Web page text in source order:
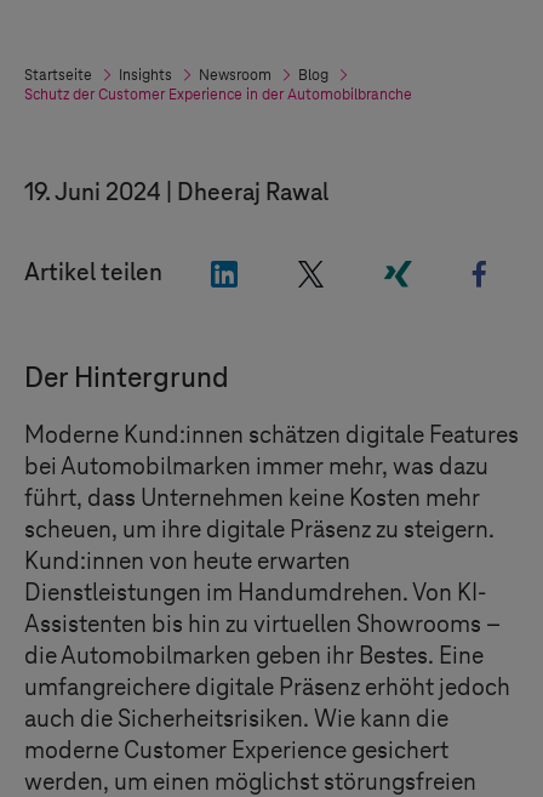
Startseite Insights Newsroom
Blog
Schutz der Customer Experience in der Automobilbranche
19. Juni 2024 Dheeraj Rawal
Artikel teilen "LinkedIn" "Xing"
Der Hintergrund
Moderne Kund:innen schätzen digitale Features
bei Automobilmarken immer mehr, was dazu
führt, dass Unternehmen keine Kosten mehr
scheuen, um ihre digitale Präsenz zu steigern.
Kund:innen von heute erwarten
Dienstleistungen im Handumdrehen. Von KI-
Assistenten bis hin zu virtuellen Showrooms –
die Automobilmarken geben ihr Bestes. Eine
umfangreichere digitale Präsenz erhöht jedoch
auch die Sicherheitsrisiken. Wie kann die
moderne Customer Experience gesichert
werden, um einen möglichst störungsfreien